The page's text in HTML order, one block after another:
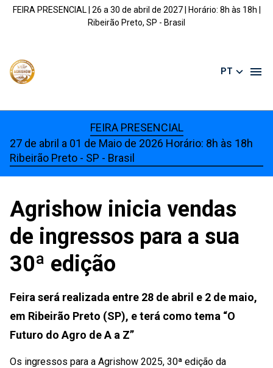
FEIRA PRESENCIAL | 26 a 30 de abril de 2027 | Horário: 8h às 18h |
Ribeirão Preto, SP - Brasil
PT
FEIRA PRESENCIAL
27 de abril a 01 de Maio de 2026 Horário: 8h às 18h
Ribeirão Preto - SP - Brasil
Agrishow inicia vendas
de ingressos para a sua
30ª edição
Feira será realizada entre 28 de abril e 2 de maio,
em Ribeirão Preto (SP), e terá como tema “O
Futuro do Agro de A a Z”
Os ingressos para a Agrishow 2025, 30ª edição da